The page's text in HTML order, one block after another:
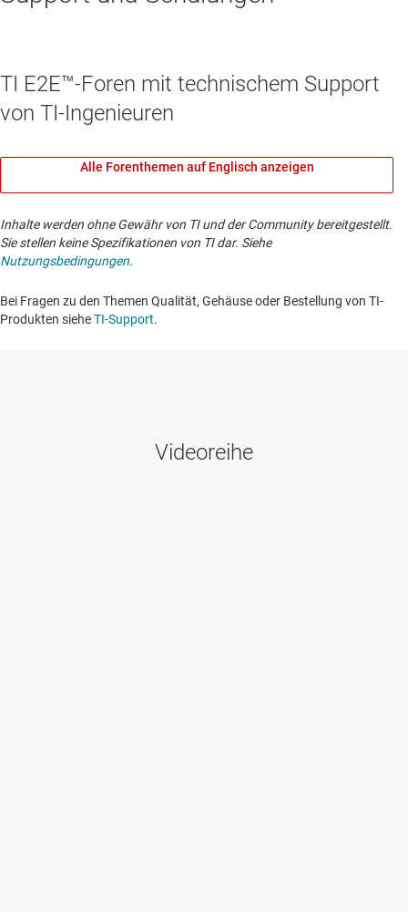
TI E2E™-Foren mit technischem Support
von TI-Ingenieuren
Alle Forenthemen auf Englisch anzeigen
Inhalte werden ohne Gewähr von TI und der Community bereitgestellt.
Sie stellen keine Spezifikationen von TI dar. Siehe
Nutzungsbedingungen.
Bei Fragen zu den Themen Qualität, Gehäuse oder Bestellung von TI-
Produkten sieheTI-Support. ​​​​​​​​​​​​​​
Videoreihe